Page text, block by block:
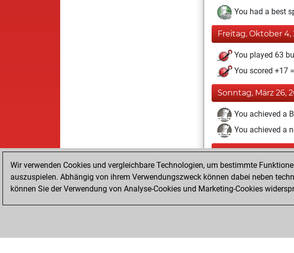
You had a best
Freitag, Oktober 4,
You played 63
You scored +17
Sonntag, März 26,
You achieved a
You achieved a
Freitag, Januar 6,
You created
You created
Wir verwenden Cookies und vergleichbare Technologien, um bestimmte
auszuspielen. Abhängig von ihrem Verwendungszweck können dabei neben
können Sie der Verwendung von Analyse-Cookies und Marketing-Cookies